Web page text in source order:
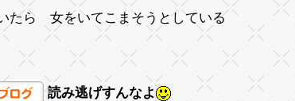
たら 女をいてこまそうとしている
読み逃げすんなよ